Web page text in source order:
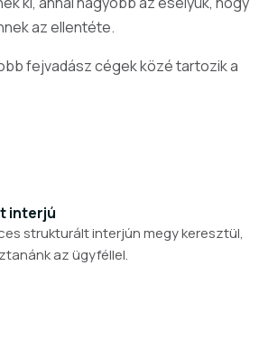
az ellentéte.
fejvadász cégek közé tartozik a
interjú
strukturált interjún megy keresztül,
az ügyféllel.